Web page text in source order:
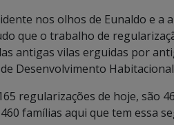
nos olhos de Eunaldo e
que o trabalho de
antigas vilas erguidas por
Desenvolvimento
regularizações de hoje, são
460 famílias aqui que tem essa